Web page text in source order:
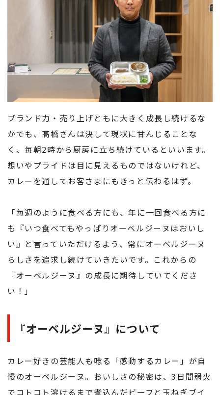
ブランド力・売り上げともに大きく成長し続けるな
かでも、髙橋さんは決して現状に甘んじることな
く、毎朝2時から厨房に立ち続けているといいます。
想いやプライドは目に見えるものではないけれど、
カレーを通してお客さまにもきっと伝わるはず。
「毎週のように食べる方にも、年に一回食べる方に
も『いつ食べてもやっぱりオーベルジーヌはおいし
い』と言っていただけるよう、常にオーベルジーヌ
らしさを追求し続けていきたいです。これからの
『オーベルジーヌ』の成長に期待していてくださ
い！」
『オーベルジーヌ』について
カレー好きの芸能人も唸る「感動するカレー」が自
慢のオーベルジーヌ。おいしさの秘密は、3日間弱火
でコトコト溶けるまで煮込んだビーフと玉ねぎブイ